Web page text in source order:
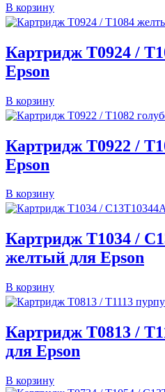
В корзину
Картридж T0924 /
Epson
В корзину
Картридж T0922 /
Epson
В корзину
Картридж T1034 /
желтый для Epson
В корзину
Картридж T0813 /
для Epson
В корзину